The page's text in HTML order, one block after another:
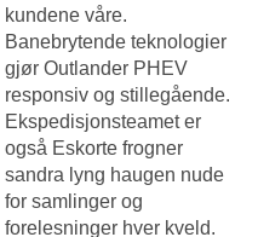
kundene våre.
Banebrytende teknologier
gjør Outlander PHEV
responsiv og stillegående.
Ekspedisjonsteamet er
også Eskorte frogner
sandra lyng haugen nude
for samlinger og
forelesninger hver kveld.